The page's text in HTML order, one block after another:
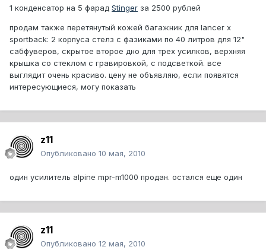
1 конденсатор на 5 фарад Stinger за 2500 рублей
продам также перетянутый кожей багажник для lancer x
sportback: 2 корпуса стелз с фазиками по 40 литров для 12"
сабфуверов, скрытое второе дно для трех усилков, верхняя
крышка со стеклом с гравировкой, с подсветкой. все
выглядит очень красиво. цену не объявляю, если появятся
интересующиеся, могу показать
z11
Опубликовано 10 мая, 2010
один усилитель alpine mpr-m1000 продан. остался еще один
z11
Опубликовано 12 мая, 2010